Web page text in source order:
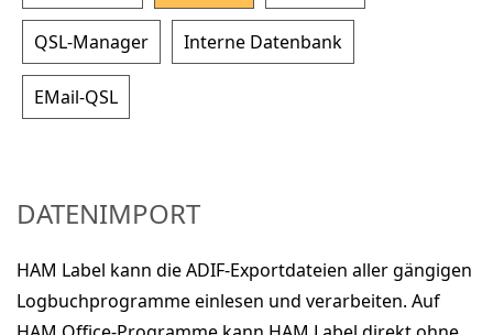
QSL-Manager Interne Datenbank
EMail-QSL
DATENIMPORT
HAM Label kann die ADIF-Exportdateien aller gängigen
Logbuchprogramme einlesen und verarbeiten. Auf